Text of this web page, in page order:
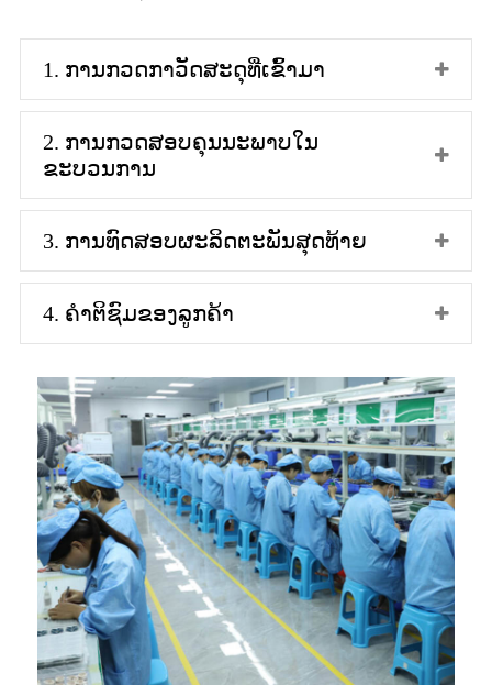
1. ການກວດກາວັດສະດຸທີ່ເຂົ້າມາ
2. ການກວດສອບຄຸນນະພາບໃນ
ຂະບວນການ
3. ການທົດສອບຜະລິດຕະພັນສຸດທ້າຍ
4. ຄຳຕິຊົມຂອງລູກຄ້າ